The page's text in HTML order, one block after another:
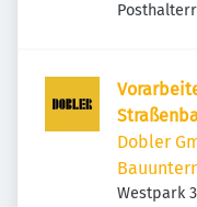
Dobler
Westpark